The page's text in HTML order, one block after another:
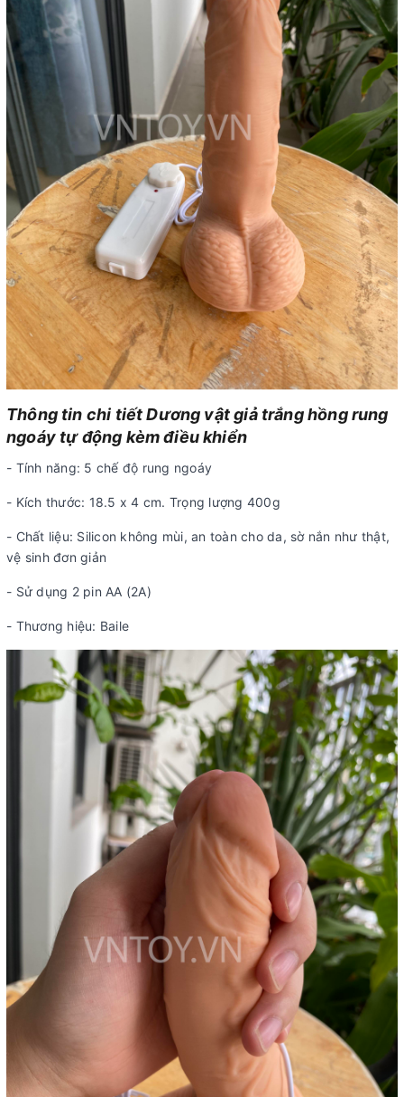
Thông tin chi tiết Dương vật giả trắng hồng rung
ngoáy tự động kèm điều khiển
- Tính năng: 5 chế độ rung ngoáy
- Kích thước: 18.5 x 4 cm. Trọng lượng 400g
- Chất liệu: Silicon không mùi, an toàn cho da, sờ nắn như thật,
vệ sinh đơn giản
- Sử dụng 2 pin AA (2A)
- Thương hiệu: Baile